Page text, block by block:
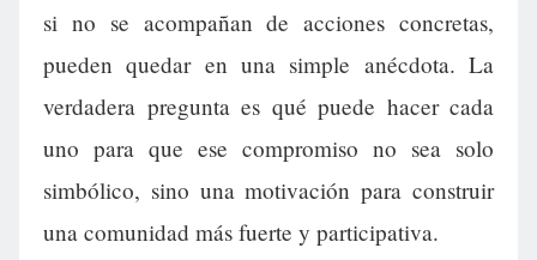
si no se acompañan de acciones concretas,
pueden quedar en una simple anécdota. La
verdadera pregunta es qué puede hacer cada
uno para que ese compromiso no sea solo
simbólico, sino una motivación para construir
una comunidad más fuerte y participativa.